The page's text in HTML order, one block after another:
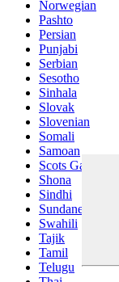
Norwegian
Pashto
Persian
Punjabi
Serbian
Sesotho
Sinhala
Slovak
Slovenian
Somali
Samoan
Scots Gaelic
Shona
Sindhi
Sundanese
Swahili
Tajik
Tamil
Telugu